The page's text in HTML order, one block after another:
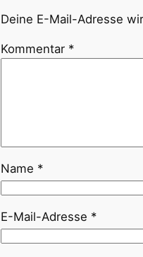
Deine E-Mail-Adresse
Kommentar *
Name *
E-Mail-Adresse *